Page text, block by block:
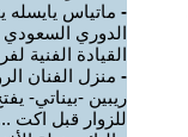
- ماتياس يايسله
الدوري السعودي
القيادة الفنية
- منزل الفنان
ريبين -بيناتي-
للزوار قبل اكت